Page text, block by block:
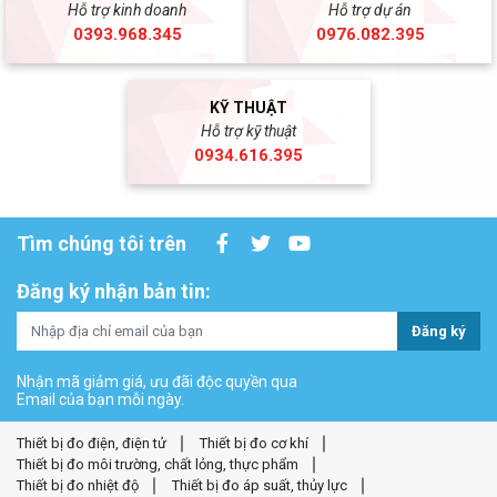
Hỗ trợ kinh doanh
0393.968.345
Hỗ trợ dự án
0976.082.395
KỸ THUẬT
Hỗ trợ kỹ thuật
0934.616.395
Tìm chúng tôi trên
Đăng ký nhận bản tin:
Đăng ký
Nhận mã giảm giá, ưu đãi độc quyền qua
Email của bạn mỗi ngày.
Thiết bị đo điện, điện tử
Thiết bị đo cơ khí
Thiết bị đo môi trường, chất lỏng, thực phẩm
Thiết bị đo nhiệt độ
Thiết bị đo áp suất, thủy lực